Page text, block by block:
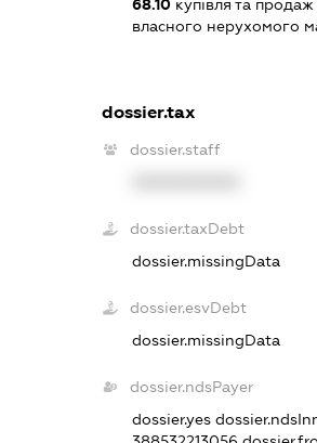
68.10купівля та продаж
власного нерухомого
dossier.tax
dossier.staff
dossier.taxDebt
dossier.missingData
dossier.esvDebt
dossier.missingData
dossier.ndsPayer
dossier.yes